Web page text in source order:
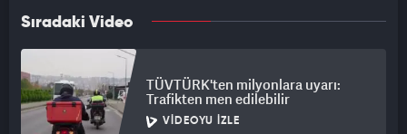
Sıradaki Video
TÜVTÜRK'ten milyonlara uyarı:
Trafikten men edilebilir
VIDEOYU İZLE